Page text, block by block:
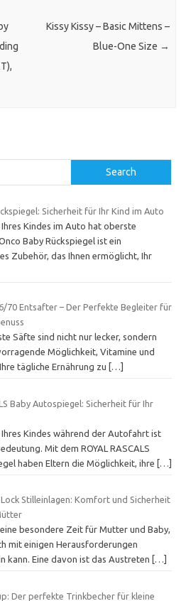
Kissy Kissy – Basic Mittens –
Blue-One Size →
Search
Sicherheit für Ihr Kind im Auto
Kindes im Auto hat oberste
Baby Rückspiegel ist ein
Zubehör, das Ihnen ermöglicht, Ihr
70 Entsafter – Der Perfekte Begleiter für
Säfte sind nicht nur lecker, sondern
Möglichkeit, Vitamine und
tägliche Ernährung zu
[…]
Baby Autospiegel: Sicherheit für Ihr
Ihres Kindes während der Autofahrt ist
Mit dem ROYAL RASCALS
haben Eltern die Möglichkeit, ihre […]
Stilleinlagen: Komfort und Sicherheit
besondere Zeit für Mutter und Baby,
mit einigen Herausforderungen
kann. Eine davon ist das Austreten
[…]
Der perfekte Trinkbecher für kleine